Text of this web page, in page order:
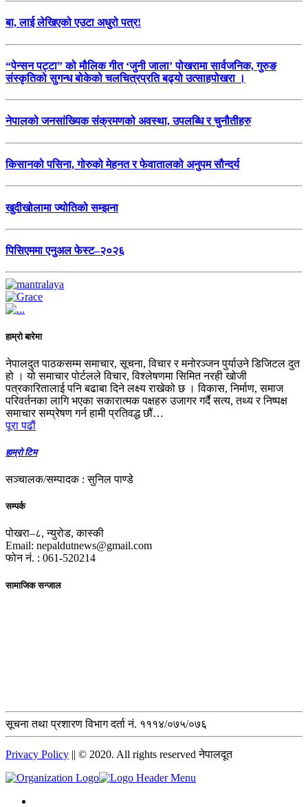
बा, लाई लेखिएको एउटा अधुरो पत्र!
“पेन्सन पट्टा” को मौलिक गीत ‘जुनी जाला’ पोखरामा सार्वजनिक, गुरुङ
संस्कृतिको सुगन्ध बोकेको चलचित्रप्रति बढ्यो उत्साहपोखरा ।
नेपालको जनसांख्यिक संक्रमणको अवस्था, उपलब्धि र चुनौतीहरु
किसानको पसिना, गोरुको मेहनत र फेवातालको अनुपम सौन्दर्य
खुदीखोलामा ज्योतिको सम्झना
पिसिएममा एनुअल फेस्ट–२०२६
हाम्रो बारेमा
नेपालदुत पाठकसम्म समाचार, सूचना, विचार र मनोरञ्जन पुर्याउने डिजिटल दुत
हो । यो समाचार पोर्टलले विचार, विश्लेषणमा सिमित नरही खोजी
पत्रकारितालाई पनि बढाबा दिने लक्ष्य राखेको छ । विकास, निर्माण, समाज
परिवर्तनका लागि भएका सकारात्मक पक्षहरु उजागर गर्दै सत्य, तथ्य र निष्पक्ष
समाचार सम्प्रेषण गर्न हामी प्रतिवद्ध छौं…
पूरा पढाैं
हाम्रो टिम
सञ्चालक/सम्पादक : सुनिल पाण्डे
सम्पर्क
पोखरा–८, न्युरोड, कास्की
Email: nepaldutnews@gmail.com
फोन नं. : 061-520214
सामाजिक सन्जाल
सूचना तथा प्रशारण विभाग दर्ता नं. १११४/०७५/०७६
Privacy Policy || © 2020. All rights reserved नेपालदूत